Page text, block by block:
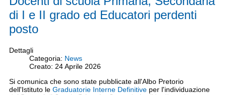
di I e II grado ed Educatori perdenti
posto
Dettagli
Categoria: News
Creato: 24 Aprile 2026
Si comunica che sono state pubblicate all'Albo Pretorio
dell'Istituto le Graduatorie Interne Definitive per l'individuazione